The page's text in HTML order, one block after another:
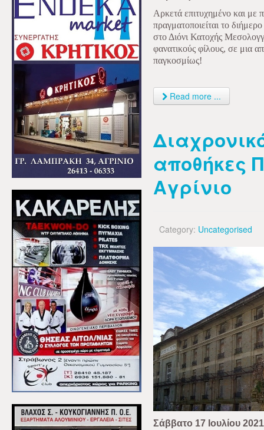
Αρκετά επιτυχημένο και με
πραγματοποιείται το
στο Διόνι Κατοχής
φανατικούς φίλους, σε μια
παγκοσμίως!
Read more ...
αποθήκες
Αγρίνιο
Category: Uncategorised
Σάββατο 17 Ιουλίου 2021